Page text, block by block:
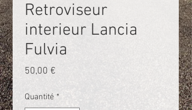
Retroviseur
interieur Lancia
Fulvia
50,00 €
Quantité *